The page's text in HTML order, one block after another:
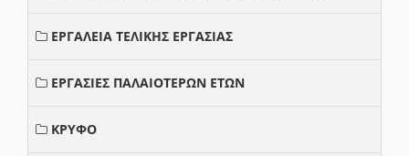
ΕΡΓΑΛΕΙΑ ΤΕΛΙΚΗΣ ΕΡΓΑΣΙΑΣ
ΕΡΓΑΣΙΕΣ ΠΑΛΑΙΟΤΕΡΩΝ ΕΤΩΝ
ΚΡΥΦΟ